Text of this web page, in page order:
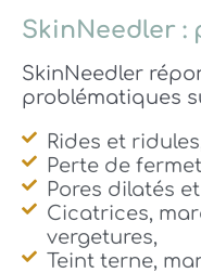
SkinNeedler :
SkinNeedler
problématiques
Rides et
Perte de
Pores dilatés
Cicatrices,
vergetures,
Teint terne,